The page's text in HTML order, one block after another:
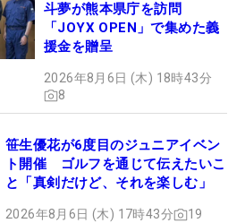
斗夢が熊本県庁を訪問
「JOYX OPEN」で集めた義
援金を贈呈
2026年8月6日 (木) 18時43分
8
笹生優花が6度目のジュニアイベン
ト開催 ゴルフを通じて伝えたいこ
と「真剣だけど、それを楽しむ」
2026年8月6日 (木) 17時43分 19